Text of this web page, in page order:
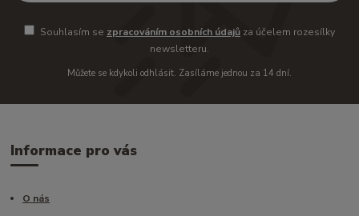
Souhlasím se zpracováním osobních údajůza účelem rozesílky
newsletteru.
Můžete se kdykoli odhlásit. Zasíláme jednou za 14 dní.
Informace pro vás
O nás